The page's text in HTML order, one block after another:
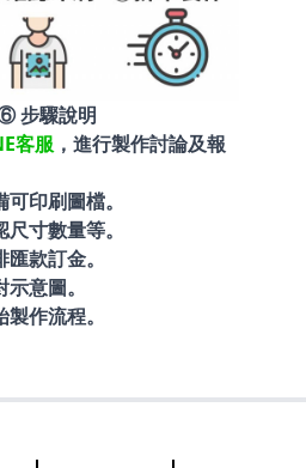
步驟說明
客服 ，進行製作討論及報
印刷圖檔。
寸數量等。
款訂金。
意圖。
作流程。